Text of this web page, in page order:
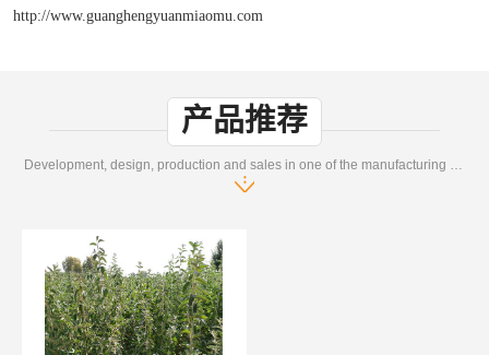
http://www.guanghengyuanmiaomu.com
产品推荐